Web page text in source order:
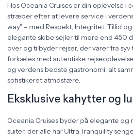
Hos Oceania Cruises er din oplevelse i
stræber efter at levere service i
way" – med Respekt, Integritet, Tillid og
elegante skibe sejler til mere end 450
over og tilbyder rejser, der varer fra
forkæles med autentiske
og verdens bedste gastronomi, alt
sofistikeret atmosfære.
Eksklusive kahytter og
Oceania Cruises byder på elegante
suiter, der alle har Ultra Tranquility